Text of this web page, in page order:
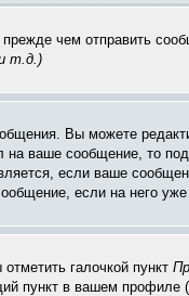
чем отправить
т.д. )
Вы можете
ваше сообщение, то
если ваше
если на него уже
галочкой пункт
пункт в вашем профиле